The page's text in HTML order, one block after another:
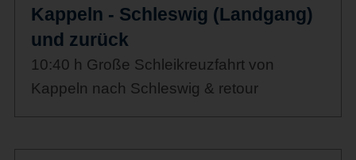
Kappeln - Schleswig (Landgang)
und zurück
10:40 h Große Schleikreuzfahrt von
Kappeln nach Schleswig & retour